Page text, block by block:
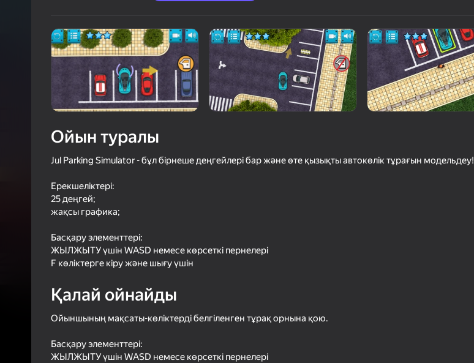
Simulator
JulGames
Ұл балаларға арналған
Симуляторлар
Яндекс Ойындарының Рейтингі
4,0 Ойыншыларды бағалау
Ойын туралы
Jul Parking Simulator - бұл бірнеше деңгейлері бар және өте қызықты автокөлік тұрағын модельдеу!
Ерекшеліктері:
25 деңгей;
жақсы графика;
Басқару элементтері:
ЖЫЛЖЫТУ үшін WASD немесе көрсеткі пернелері
F көліктерге кіру және шығу үшін
Қалай ойнайды
Ойыншының мақсаты-көліктерді белгіленген тұрақ орнына қою.
Басқару элементтері:
ЖЫЛЖЫТУ үшін WASD немесе көрсеткі пернелері